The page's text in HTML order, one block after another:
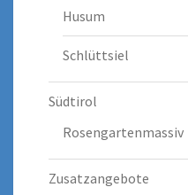
Husum
Schlüttsiel
Südtirol
Rosengartenmassiv
Zusatzangebote